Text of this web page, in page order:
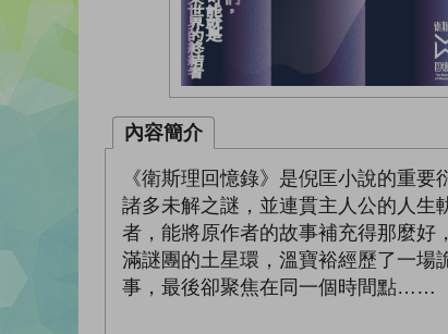
內容簡介
《衛斯理回憶錄》是倪匡小說的重
諸多未解之謎，並連貫主人公的人生
者，能將原作者的故事補充得那麼好
滿謎團的土星環，溫寶裕經歷了一場
事，最後卻聚焦在同一個時間點……